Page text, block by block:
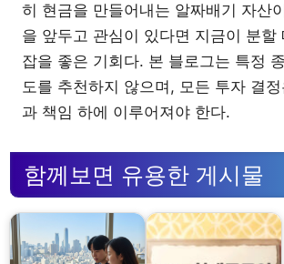
히 현금을 만들어내는 알짜배기 자산
을 앞두고 관심이 있다면 지금이 분할
잡을 좋은 기회다. 본 블로그는 특정
도를 추천하지 않으며, 모든 투자 결
과 책임 하에 이루어져야 한다.
함께보면 유용한 게시물